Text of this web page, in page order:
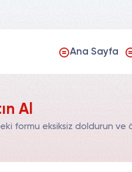
Ana Sayfa
Al
formu eksiksiz doldurun ve